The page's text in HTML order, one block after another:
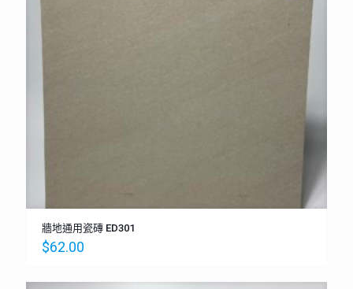
牆地通用瓷磚 ED301
$62.00